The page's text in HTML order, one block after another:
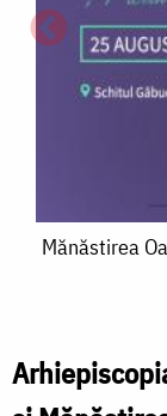
Mănăstirea
o
Mănăstirea